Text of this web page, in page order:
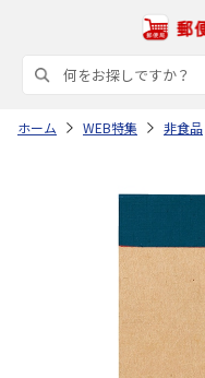
ホーム WEB特集 非食品